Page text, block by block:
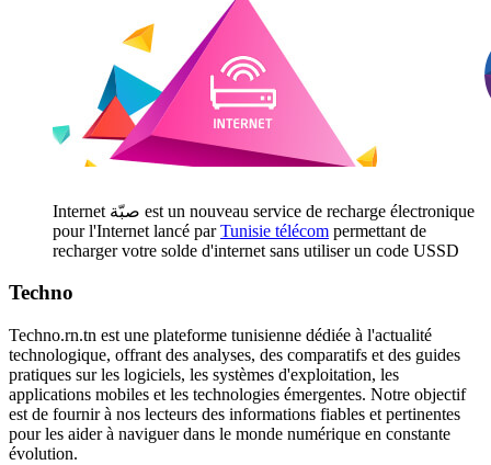
Internet صبّة est un nouveau service de recharge électronique
pour l'Internet lancé parTunisie télécom permettant de
recharger votre solde d'internet sans utiliser un code USSD
Techno
Techno.rn.tn est une plateforme tunisienne dédiée à l'actualité
technologique, offrant des analyses, des comparatifs et des guides
pratiques sur les logiciels, les systèmes d'exploitation, les
applications mobiles et les technologies émergentes. Notre objectif
est de fournir à nos lecteurs des informations fiables et pertinentes
pour les aider à naviguer dans le monde numérique en constante
évolution.